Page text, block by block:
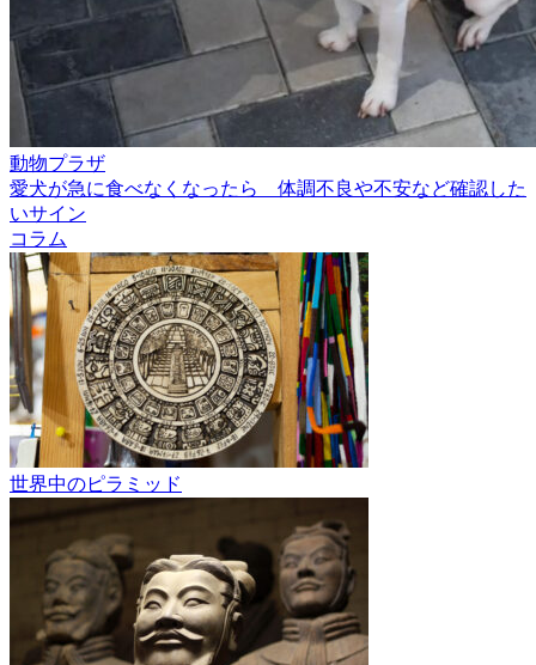
動物プラザ
愛犬が急に食べなくなったら 体調不良や不安など確認した
いサイン
コラム
世界中のピラミッド